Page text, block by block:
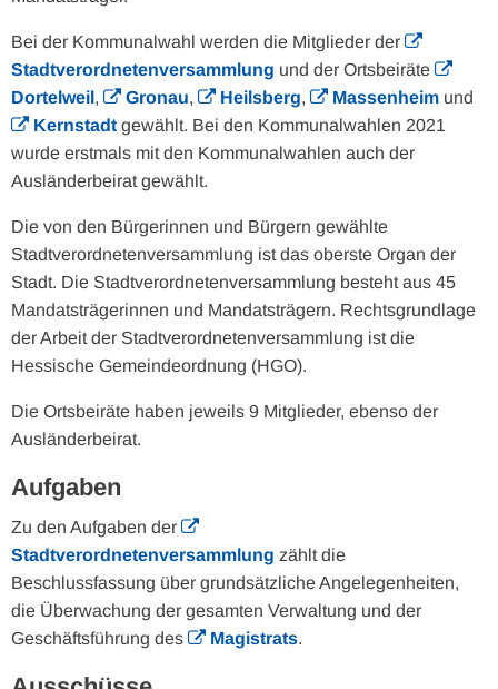
Bei der Kommunalwahl werden die Mitglieder der
Stadtverordnetenversammlung und der Ortsbeiräte
Dortelweil, Gronau, Heilsberg, Massenheim und
Kernstadt gewählt. Bei den Kommunalwahlen 2021
wurde erstmals mit den Kommunalwahlen auch der
Ausländerbeirat gewählt.
Die von den Bürgerinnen und Bürgern gewählte
Stadtverordnetenversammlung ist das oberste Organ der
Stadt. Die Stadtverordnetenversammlung besteht aus 45
Mandatsträgerinnen und Mandatsträgern. Rechtsgrundlage
der Arbeit der Stadtverordnetenversammlung ist die
Hessische Gemeindeordnung (HGO).
Die Ortsbeiräte haben jeweils 9 Mitglieder, ebenso der
Ausländerbeirat.
Aufgaben
Zu den Aufgaben der
Stadtverordnetenversammlung zählt die
Beschlussfassung über grundsätzliche Angelegenheiten,
die Überwachung der gesamten Verwaltung und der
Geschäftsführung des
Magistrats.